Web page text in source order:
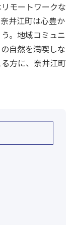
モートワークな
井江町は心豊か
。地域コミュニ
自然を満喫しな
方に、奈井江町